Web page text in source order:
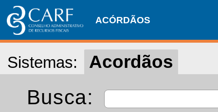
ACÓRDÃOS
Sistemas: Acordãos
Busca: